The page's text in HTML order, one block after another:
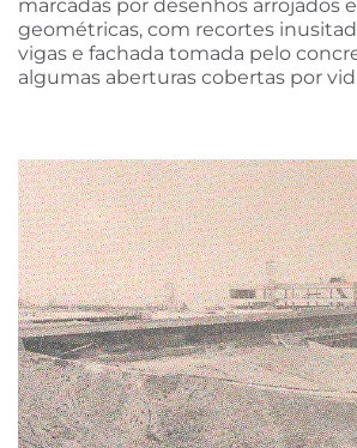
marcadas por desenhos arrojados
geométricas, com recortes
vigas e fachada tomada pelo
algumas aberturas cobertas por